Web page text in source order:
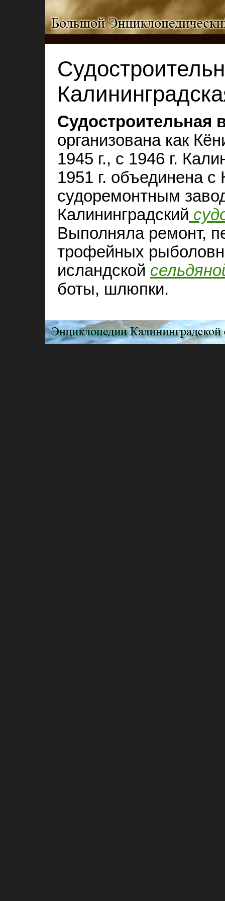
Судостроительная
организована как
1945 г., с 1946 г.
1951 г. объединена с
судоремонтным
Калининградский
Выполняла ремонт,
трофейных
исландской
боты, шлюпки.